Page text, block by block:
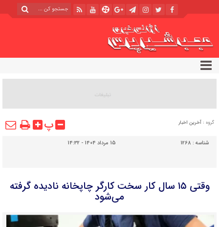
گروه : آخرین اخبار پ
شناسه : 1268 15 مرداد 1404 - 14:32
وقتی ۱۵ سال کار سخت کارگر چاپخانه نادیده گرفته
می‌شود